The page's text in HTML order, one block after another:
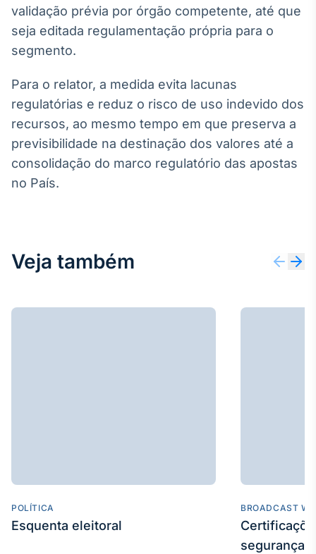
Tecnologia
Broadcast
inteligente de
notícias e
conteúdos
Broadcast
Fundos
A melhor
validação prévia por órgão competente, até que
seja editada regulamentação própria para o
segmento.
Para o relator, a medida evita lacunas
regulatórias e reduz o risco de uso indevido dos
recursos, ao mesmo tempo em que preserva a
previsibilidade na destinação dos valores até a
consolidação do marco regulatório das apostas
no País.
Veja também
POLÍTICA
Esquenta eleitoral
BROADCAST
segurança